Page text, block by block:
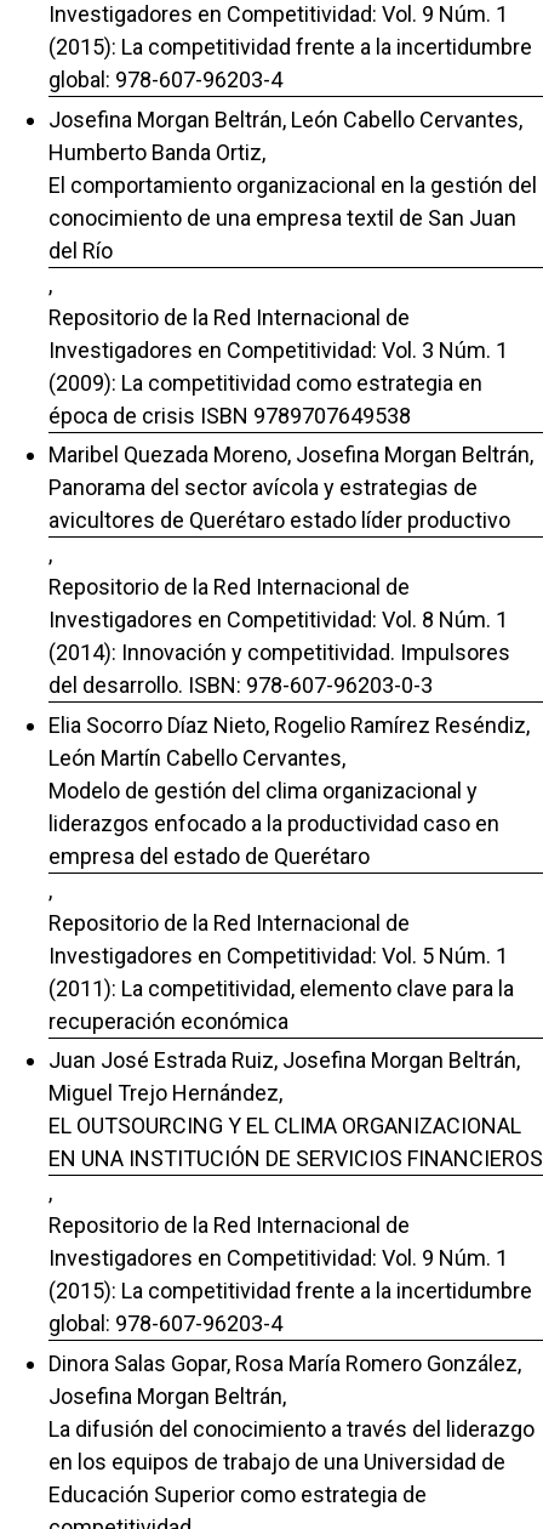
Investigadores en Competitividad: Vol. 9 Núm. 1
(2015): La competitividad frente a la incertidumbre
global: 978-607-96203-4
Josefina Morgan Beltrán, León Cabello Cervantes,
Humberto Banda Ortiz,
El comportamiento organizacional en la gestión del
conocimiento de una empresa textil de San Juan
del Río
,
Repositorio de la Red Internacional de
Investigadores en Competitividad: Vol. 3 Núm. 1
(2009): La competitividad como estrategia en
época de crisis ISBN 9789707649538
Maribel Quezada Moreno, Josefina Morgan Beltrán,
Panorama del sector avícola y estrategias de
avicultores de Querétaro estado líder productivo
,
Repositorio de la Red Internacional de
Investigadores en Competitividad: Vol. 8 Núm. 1
(2014): Innovación y competitividad. Impulsores
del desarrollo. ISBN: 978-607-96203-0-3
Elia Socorro Díaz Nieto, Rogelio Ramírez Reséndiz,
León Martín Cabello Cervantes,
Modelo de gestión del clima organizacional y
liderazgos enfocado a la productividad caso en
empresa del estado de Querétaro
,
Repositorio de la Red Internacional de
Investigadores en Competitividad: Vol. 5 Núm. 1
(2011): La competitividad, elemento clave para la
recuperación económica
Juan José Estrada Ruiz, Josefina Morgan Beltrán,
Miguel Trejo Hernández,
EL OUTSOURCING Y EL CLIMA ORGANIZACIONAL
EN UNA INSTITUCIÓN DE SERVICIOS FINANCIEROS
,
Repositorio de la Red Internacional de
Investigadores en Competitividad: Vol. 9 Núm. 1
(2015): La competitividad frente a la incertidumbre
global: 978-607-96203-4
Dinora Salas Gopar, Rosa María Romero González,
Josefina Morgan Beltrán,
La difusión del conocimiento a través del liderazgo
en los equipos de trabajo de una Universidad de
Educación Superior como estrategia de